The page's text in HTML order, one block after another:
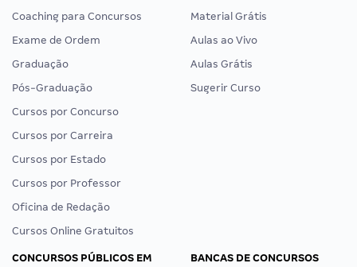
Coaching para Concursos
Exame de Ordem
Graduação
Pós-Graduação
Cursos por Concurso
Cursos por Carreira
Cursos por Estado
Cursos por Professor
Oficina de Redação
Cursos Online Gratuitos
Material Grátis
Aulas ao Vivo
Aulas Grátis
Sugerir Curso
CONCURSOS PÚBLICOS EM
BANCAS DE CONCURSOS